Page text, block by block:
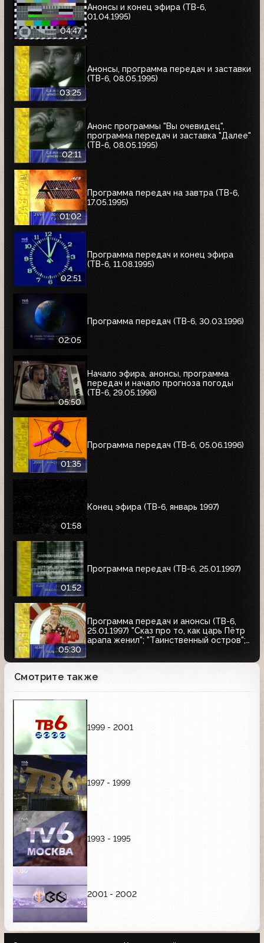
04:47
Анонсы и конец эфира (ТВ-6,
01.04.1995)
03:25
Анонсы, программа передач и заставки
(ТВ-6, 08.05.1995)
02:11
Анонс программы "Вы очевидец",
программа передач и заставка "Далее"
(ТВ-6, 08.05.1995)
01:02
Программа передач на завтра (ТВ-6,
17.05.1995)
02:51
Программа передач и конец эфира
(ТВ-6, 11.08.1995)
02:05
Программа передач (ТВ-6, 30.03.1996)
05:50
Начало эфира, анонсы, программа
передач и начало прогноза погоды
(ТВ-6, 29.05.1996)
01:35
Программа передач (ТВ-6, 05.06.1996)
01:58
Конец эфира (ТВ-6, январь 1997)
01:52
Программа передач (ТВ-6, 25.01.1997)
05:30
Программа передач и анонсы (ТВ-6,
25.01.1997) "Сказ про то, как царь Пётр
арапа женил"; "Таинственный остров";
Смотрите также
1999 - 2001
1997 - 1999
1993 - 1995
2001 - 2002